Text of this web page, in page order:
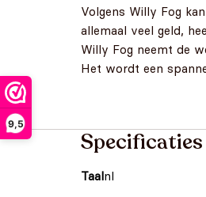
9,5
Volgens Willy Fog
allemaal veel geld,
Willy Fog neemt de
Het wordt een
Specificaties
Taalnl